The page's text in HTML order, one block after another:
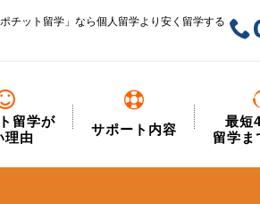
チット留学」なら個人留学より安く留学する
留学が
理由
サポート内容
最短
留学ま